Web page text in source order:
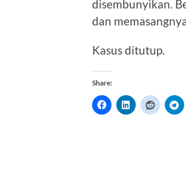
disembunyikan.
dan
Kasus ditutup.
Share: